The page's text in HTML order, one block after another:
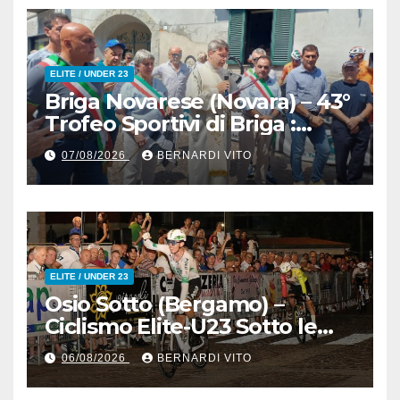
ELITE / UNDER 23
Briga Novarese (Novara) – 43°
Trofeo Sportivi di Briga :
Nicolò Arrighetti è ancora lui
il Re del Muro di San
Colombano
07/08/2026 BERNARDI VITO
ELITE / UNDER 23
Osio Sotto (Bergamo) –
Ciclismo Elite-U23 Sotto le
Stelle : Kevin Bertoncelli (SC
Padovani-Polo Cherry Bank)
su Andrea Biancalani
06/08/2026 BERNARDI VITO